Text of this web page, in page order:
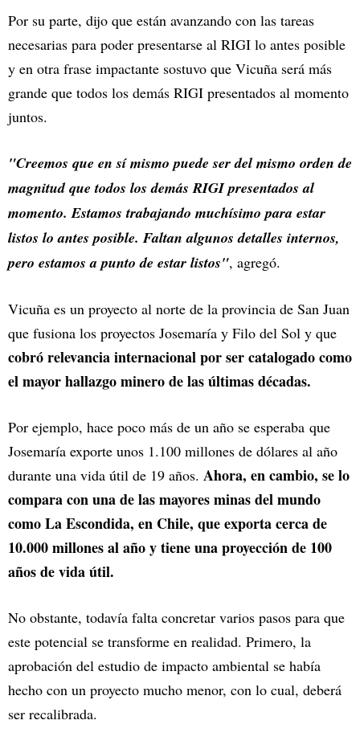
Por su parte, dijo que están avanzando con las tareas
necesarias para poder presentarse al RIGI lo antes posible
y en otra frase impactante sostuvo que Vicuña será más
grande que todos los demás RIGI presentados al momento
juntos.
"Creemos que en sí mismo puede ser del mismo orden de
magnitud que todos los demás RIGI presentados al
momento. Estamos trabajando muchísimo para estar
listos lo antes posible. Faltan algunos detalles internos,
pero estamos a punto de estar listos", agregó.
Vicuña es un proyecto al norte de la provincia de San Juan
que fusiona los proyectos Josemaría y Filo del Sol y que
cobró relevancia internacional por ser catalogado como
el mayor hallazgo minero de las últimas décadas.
Por ejemplo, hace poco más de un año se esperaba que
Josemaría exporte unos 1.100 millones de dólares al año
durante una vida útil de 19 años. Ahora, en cambio, se lo
compara con una de las mayores minas del mundo
como La Escondida, en Chile, que exporta cerca de
10.000 millones al año y tiene una proyección de 100
años de vida útil.
No obstante, todavía falta concretar varios pasos para que
este potencial se transforme en realidad. Primero, la
aprobación del estudio de impacto ambiental se había
hecho con un proyecto mucho menor, con lo cual, deberá
ser recalibrada.